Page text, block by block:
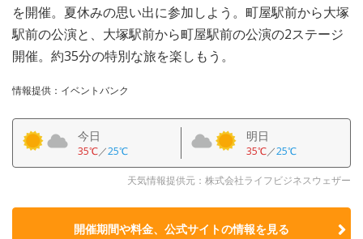
を開催。夏休みの思い出に参加しよう。町屋駅前から大塚
駅前の公演と、大塚駅前から町屋駅前の公演の2ステージ
開催。約35分の特別な旅を楽しもう。
情報提供：イベントバンク
今日
35℃／25℃
明日
35℃／25℃
天気情報提供元：株式会社ライフビジネスウェザー
開催期間や料金、公式サイトの情報を見る